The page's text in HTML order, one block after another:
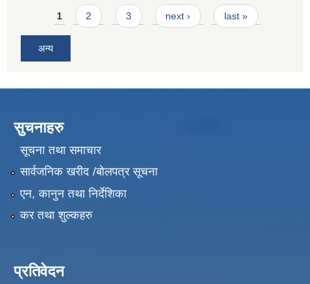
Pages
1 2 3 next › last »
अन्य
सुचनाहरु
सूचना तथा समाचार
सार्वजनिक खरीद /बोलपत्र सूचना
एन, कानुन तथा निर्देशिका
कर तथा शुल्कहरु
प्रतिवेदन